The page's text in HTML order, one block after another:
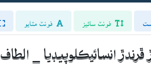
فونٽ سائيز فونٽ مٽايو
ڦرندڙ انسائيڪلوپيڊيا _ الطاف